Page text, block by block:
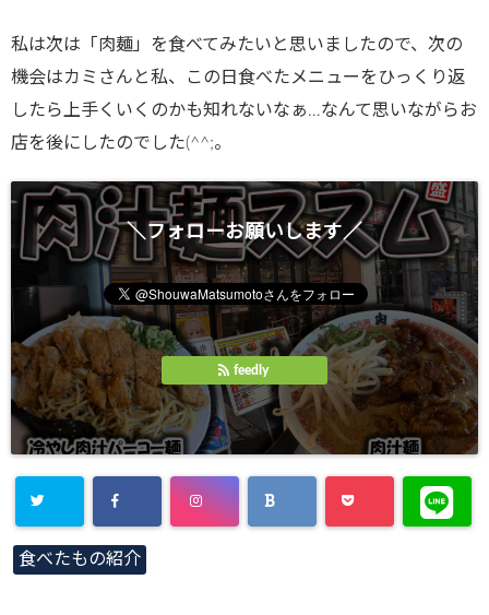
私は次は「肉麺」を食べてみたいと思いましたので、次の
機会はカミさんと私、この日食べたメニューをひっくり返
したら上手くいくのかも知れないなぁ…なんて思いながらお
店を後にしたのでした(^^;。
＼フォローお願いします／
feedly
食べたもの紹介